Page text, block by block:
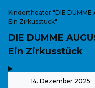
Kindertheater "DIE DUMME
Ein Zirkusstück"
DIE DUMME
Ein Zirkusstück
14. Dezember 2025